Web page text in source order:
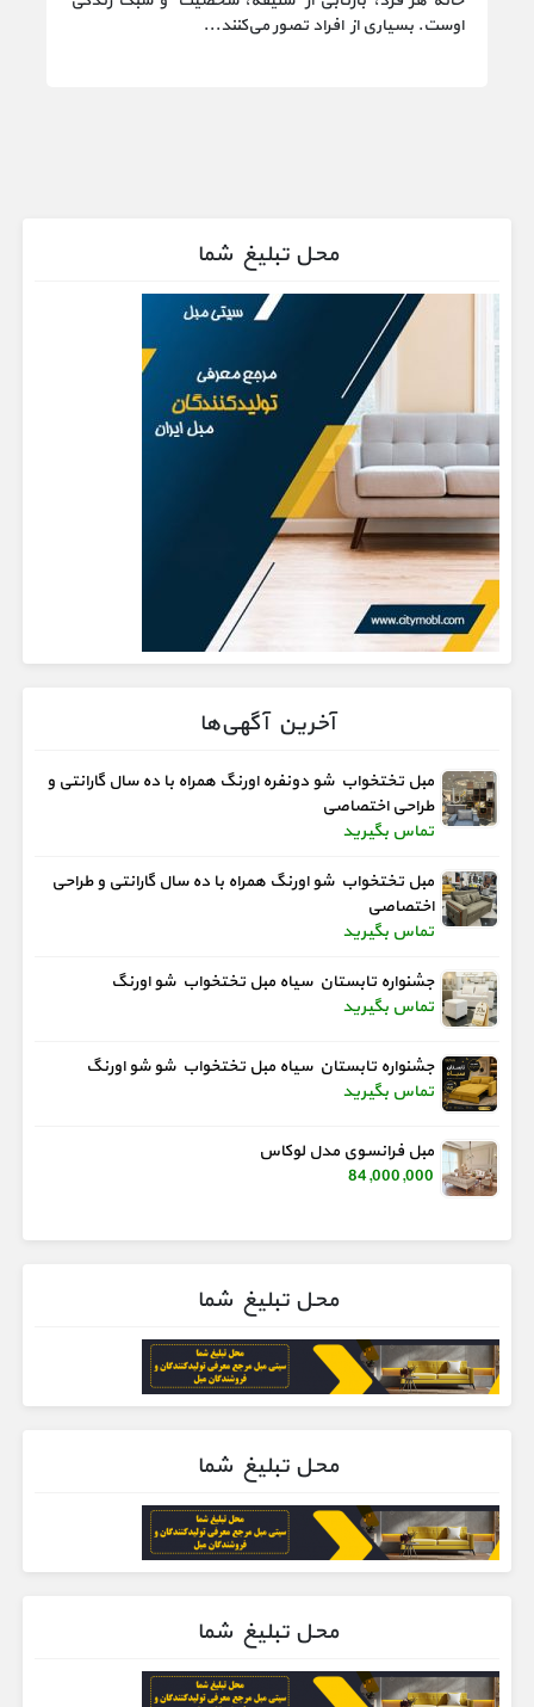
اوست. بسیاری از افراد تصور می‌کنند...
محل تبلیغ شما
آخرین آگهی‌ها
مبل تختخواب شو دونفره اورنگ همراه با ده سال گارانتی و
طراحی اختصاصی
تماس بگیرید
مبل تختخواب شو اورنگ همراه با ده سال گارانتی و طراحی
اختصاصی
تماس بگیرید
جشنواره تابستان سیاه مبل تختخواب شو اورنگ
تماس بگیرید
جشنواره تابستان سیاه مبل تختخواب شو شو اورنگ
تماس بگیرید
مبل فرانسوی مدل لوکاس
84,000,000
محل تبلیغ شما
محل تبلیغ شما
محل تبلیغ شما